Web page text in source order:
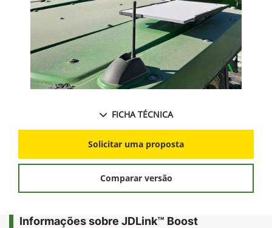
FICHA TÉCNICA
Solicitar uma proposta
Comparar versão
Informações sobre JDLink™ Boost